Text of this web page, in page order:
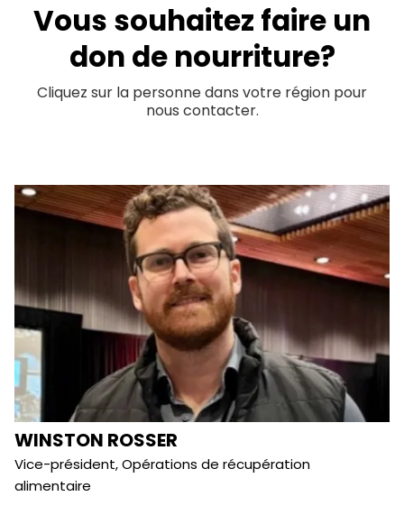
Vous souhaitez faire un
don de nourriture?
Cliquez sur la personne dans votre région pour
nous contacter.
WINSTON ROSSER
Vice-président, Opérations de récupération
alimentaire